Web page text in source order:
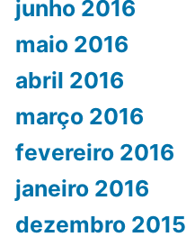
junho 2016
maio 2016
abril 2016
março 2016
fevereiro 2016
janeiro 2016
dezembro 2015